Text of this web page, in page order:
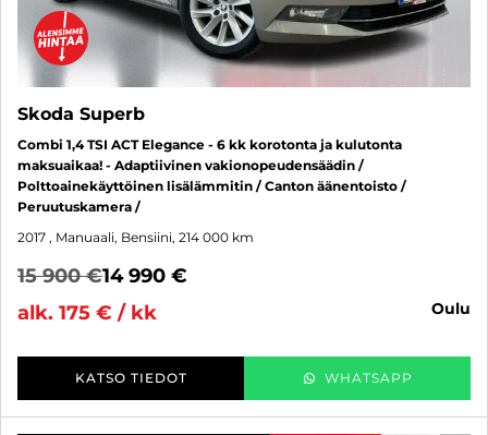
Skoda Superb
Combi 1,4 TSI ACT Elegance - 6 kk korotonta ja kulutonta
maksuaikaa! - Adaptiivinen vakionopeudensäädin /
Polttoainekäyttöinen lisälämmitin / Canton äänentoisto /
Peruutuskamera /
2017 , Manuaali, Bensiini, 214 000 km
15 900 €14 990 €
alk. 175 € / kk
oulu
KATSO TIEDOT WHATSAPP